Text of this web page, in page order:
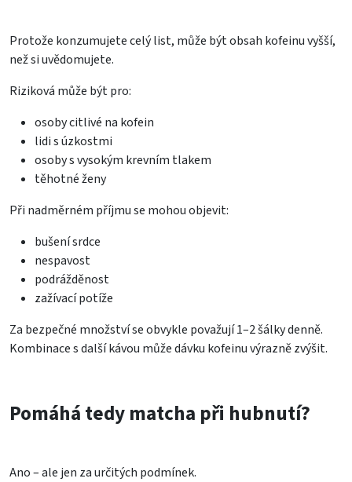
Protože konzumujete celý list, může být obsah kofeinu vyšší,
než si uvědomujete.
Riziková může být pro:
osoby citlivé na kofein
lidi s úzkostmi
osoby s vysokým krevním tlakem
těhotné ženy
Při nadměrném příjmu se mohou objevit:
bušení srdce
nespavost
podrážděnost
zažívací potíže
Za bezpečné množství se obvykle považují 1–2 šálky denně.
Kombinace s další kávou může dávku kofeinu výrazně zvýšit.
Pomáhá tedy matcha při hubnutí?
Ano – ale jen za určitých podmínek.